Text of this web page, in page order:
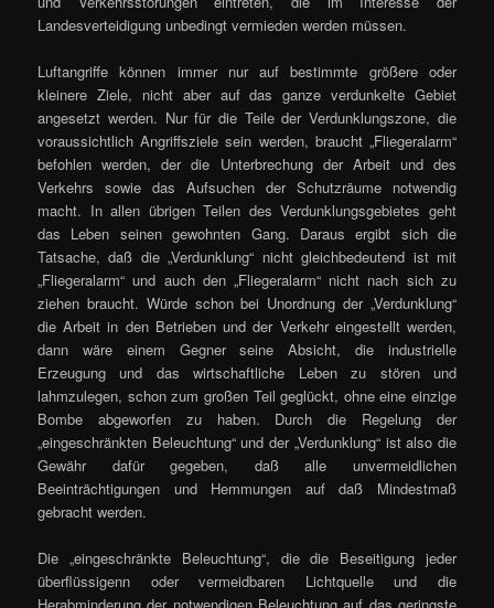
Landesverteidigung unbedingt vermieden werden müssen.
Luftangriffe können immer nur auf bestimmte größere oder
kleinere Ziele, nicht aber auf das ganze verdunkelte Gebiet
angesetzt werden. Nur für die Teile der Verdunklungszone, die
voraussichtlich Angriffsziele sein werden, braucht „Fliegeralarm“
befohlen werden, der die Unterbrechung der Arbeit und des
Verkehrs sowie das Aufsuchen der Schutzräume notwendig
macht. In allen übrigen Teilen des Verdunklungsgebietes geht
das Leben seinen gewohnten Gang. Daraus ergibt sich die
Tatsache, daß die „Verdunklung“ nicht gleichbedeutend ist mit
„Fliegeralarm“ und auch den „Fliegeralarm“ nicht nach sich zu
ziehen braucht. Würde schon bei Unordnung der „Verdunklung“
die Arbeit in den Betrieben und der Verkehr eingestellt werden,
dann wäre einem Gegner seine Absicht, die industrielle
Erzeugung und das wirtschaftliche Leben zu stören und
lahmzulegen, schon zum großen Teil geglückt, ohne eine einzige
Bombe abgeworfen zu haben. Durch die Regelung der
„eingeschränkten Beleuchtung“ und der „Verdunklung“ ist also die
Gewähr dafür gegeben, daß alle unvermeidlichen
Beeinträchtigungen und Hemmungen auf daß Mindestmaß
gebracht werden.
Die „eingeschränkte Beleuchtung“, die die Beseitigung jeder
überflüssigenn oder vermeidbaren Lichtquelle und die